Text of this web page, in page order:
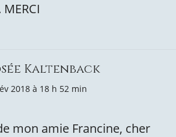
Kaltenback
2018 à 18 h 52 min
mon amie Francine, cher